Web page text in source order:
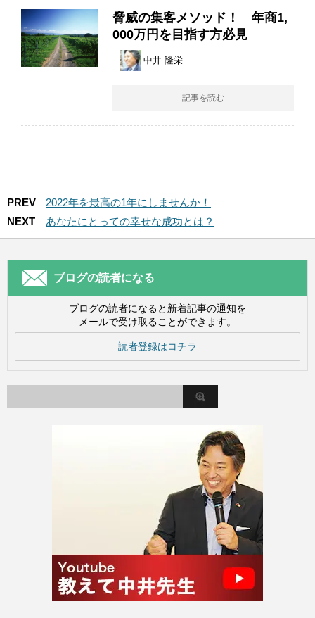
脅威の集客メソッド！ 年商1,
000万円を目指す方必見
中井 隆栄
記事を読む
PREV
2022年を最高の1年にしませんか！
NEXT
あなたにとっての幸せな成功とは？
ブログの読者になる
ブログの読者になると新着記事の通知を
メールで受け取ることができます。
読者登録はコチラ